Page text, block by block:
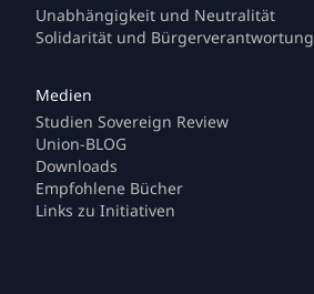
Unabhängigkeit und Neutralität
Solidarität und Bürgerverantwortung
Studien Sovereign Review
Union-BLOG
Downloads
Empfohlene Bücher
Links zu Initiativen